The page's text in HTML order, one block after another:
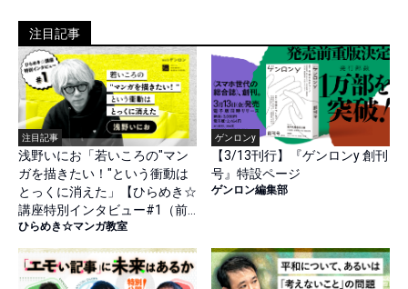
注目記事
注目記事
浅野いにお「若いころの"マン
ガを描きたい！"という衝動は
とっくに消えた」【ひらめき☆
講座特別インタビュー#1（前
篇）】
ひらめき☆マンガ教室
ゲンロンy
【3/13刊行】『ゲンロンy 創刊
号』特設ページ
ゲンロン編集部